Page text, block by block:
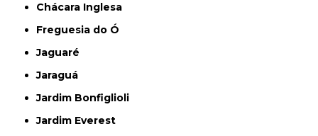
Chácara Inglesa
Freguesia do Ó
Jaguaré
Jaraguá
Jardim Bonfiglioli
Jardim Everest